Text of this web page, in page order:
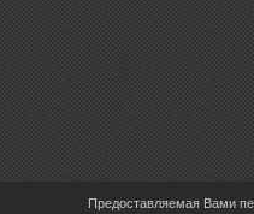
Предоставляемая Вами